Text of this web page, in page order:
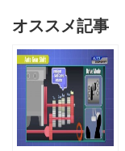
オススメ記事